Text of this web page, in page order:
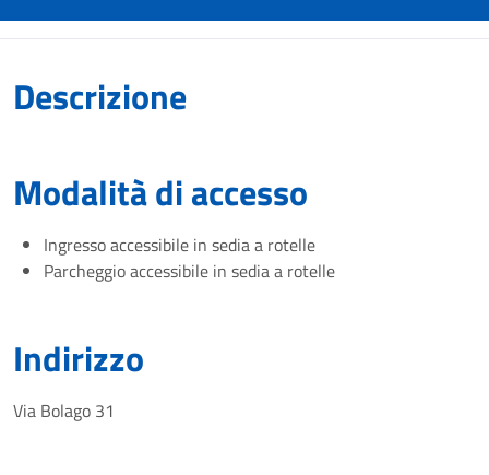
Descrizione
Modalità di accesso
Ingresso accessibile in sedia a rotelle
Parcheggio accessibile in sedia a rotelle
Indirizzo
Via Bolago 31